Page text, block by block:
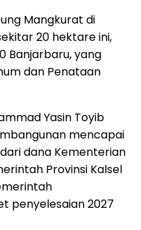
Mangkurat di
20 hektare ini,
Banjarbaru, yang
dan Penataan
Yasin Toyib
mencapai
dana Kementerian
Provinsi Kalsel
penyelesaian 2027